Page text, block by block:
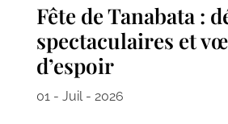
Fête de Tanabata :
spectaculaires et
d’espoir
01 - Juil - 2026